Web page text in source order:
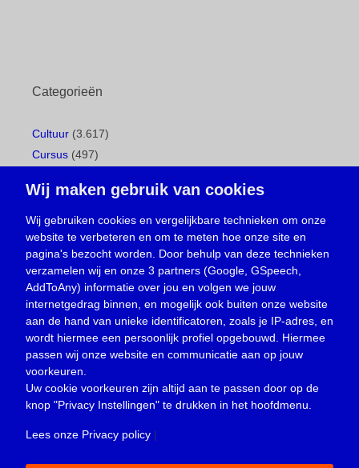
Categorieën
Cultuur (3.617)
Cursus (497)
Gemeentepagina(104)
Ingezonden brief(539)
Media(156)
Nieuws (23.330)
Oproep(734)
Overlijden(39)
Podcast(18)
prijsvraag (5)
Religie (1.438)
Service(226)
Wij maken gebruik van cookies
Wij gebruiken cookies en vergelijkbare technieken om onze
website te verbeteren en om te meten hoe onze site en
pagina's bezocht worden. Door behulp van deze technieken
verzamelen wij en onze 3 partners (Google, GSpeech,
AddToAny) informatie over jou en volgen we jouw
internetgedrag binnen, en mogelijk ook buiten onze website
aan de hand van unieke identificatoren, zoals je IP-adres, en
wordt hiermee een persoonlijk profiel opgebouwd. Hiermee
passen wij onze website en communicatie aan op jouw
voorkeuren.
Uw cookie voorkeuren zijn altijd aan te passen door op de
knop "Privacy Instellingen" te drukken in het hoofdmenu.
Lees onze Privacy policy |